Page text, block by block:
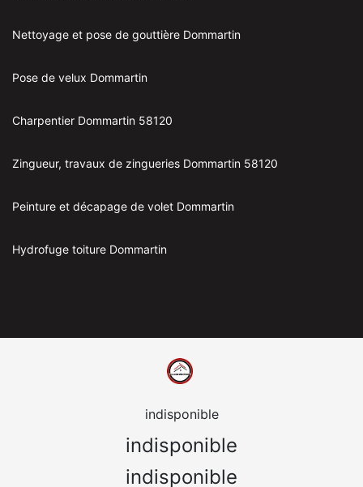
Nettoyage et pose de gouttière Dommartin
Pose de velux Dommartin
Charpentier Dommartin 58120
Zingueur, travaux de zingueries Dommartin 58120
Peinture et décapage de volet Dommartin
Hydrofuge toiture Dommartin
indisponible
indisponible
indisponible